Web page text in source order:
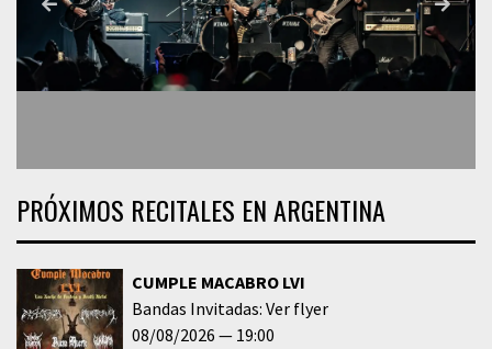
PRÓXIMOS RECITALES EN ARGENTINA
CUMPLE MACABRO LVI
Bandas Invitadas: Ver flyer
08/08/2026
19:00